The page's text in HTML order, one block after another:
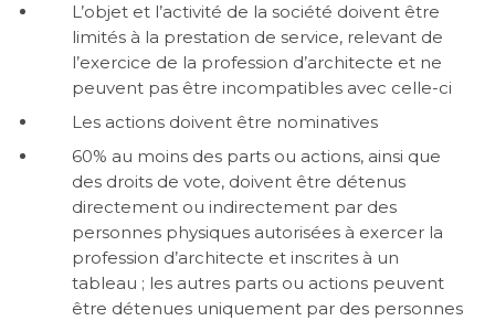
L’objet et l’activité de la société doivent être
limités à la prestation de service, relevant de
l’exercice de la profession d’architecte et ne
peuvent pas être incompatibles avec celle-ci
Les actions doivent être nominatives
60% au moins des parts ou actions, ainsi que
des droits de vote, doivent être détenus
directement ou indirectement par des
personnes physiques autorisées à exercer la
profession d’architecte et inscrites à un
tableau ; les autres parts ou actions peuvent
être détenues uniquement par des personnes